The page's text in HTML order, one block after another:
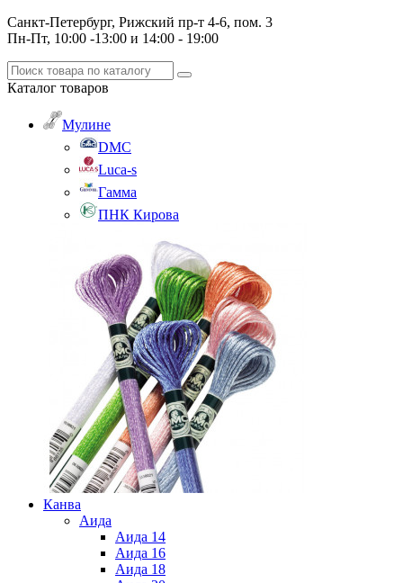
Санкт-Петербург, Рижский пр-т 4-6, пом. 3
Пн-Пт, 10:00 -13:00 и 14:00 - 19:00
Каталог товаров
Мулине
DMC
Luca-s
Гамма
ПНК Кирова
Канва
Аида
Аида 14
Аида 16
Аида 18